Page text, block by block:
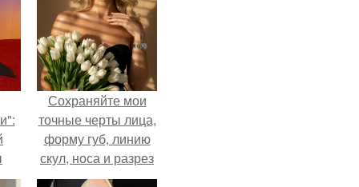
Сохраняйте мои
точные черты лица,
форму губ, линию
скул, носа и разрез
глаз.